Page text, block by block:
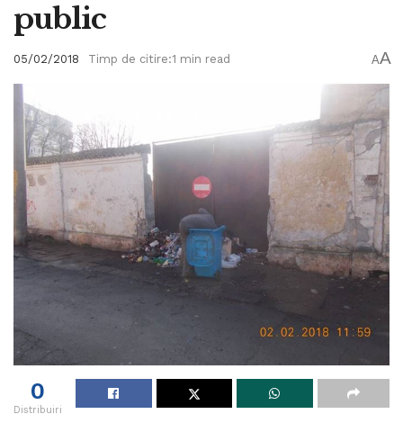
public
05/02/2018 Timp de citire:1 min read AA
0
Distribuiri